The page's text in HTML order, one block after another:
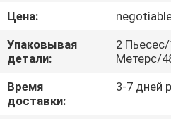
С
НАМИ
Цена:
Упаковывая
детали:
2
Метерс/
Время
доставки:
3-7 дней